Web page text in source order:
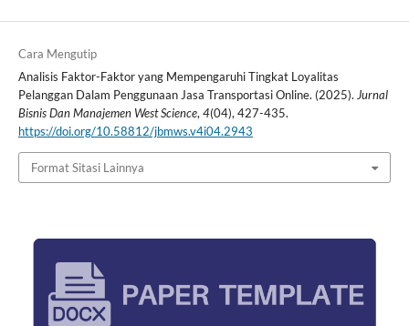
Cara Mengutip
Analisis Faktor-Faktor yang Mempengaruhi Tingkat Loyalitas
Pelanggan Dalam Penggunaan Jasa Transportasi Online. (2025). Jurnal
Bisnis Dan Manajemen West Science, 4(04), 427-435.
https://doi.org/10.58812/jbmws.v4i04.2943
Format Sitasi Lainnya